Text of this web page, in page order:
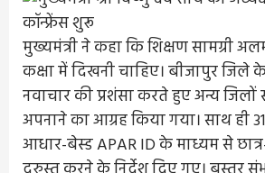
मुख्यमंत्री ने कहा कि शिक्षण सामग्री
कक्षा में दिखनी चाहिए। बीजापुर जिले
नवाचार की प्रशंसा करते हुए अन्य
अपनाने का आग्रह किया गया। साथ ही
आधार-बेस्ड APAR ID के माध्यम से